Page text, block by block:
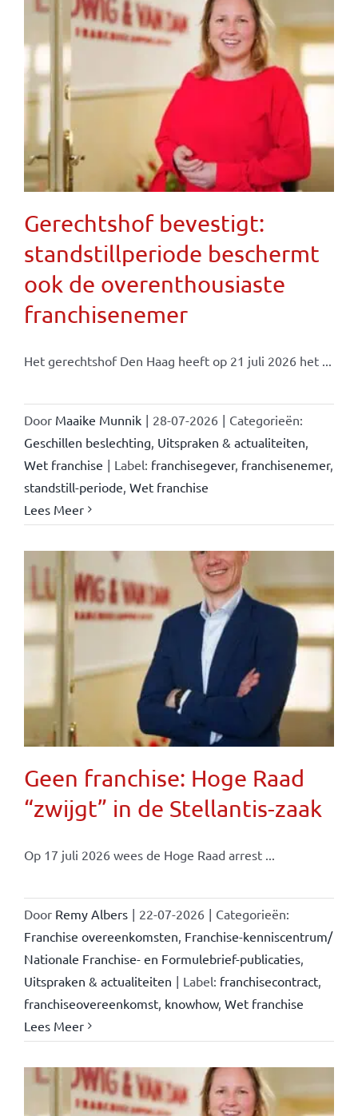
Gerechtshof bevestigt:
standstillperiode beschermt
ook de overenthousiaste
franchisenemer
Het gerechtshof Den Haag heeft op 21 juli 2026 het ...
Door Maaike Munnik | 28-07-2026 | Categorieën:
Geschillen beslechting Uitspraken & actualiteiten
Wet franchise | Label: franchisegever, franchisenemer,
standstill-periode Wet franchise
Lees Meer
Geen franchise: Hoge Raad
“zwijgt” in de Stellantis-zaak
Op 17 juli 2026 wees de Hoge Raad arrest ...
Door Remy Albers | 22-07-2026 | Categorieën:
Franchise overeenkomsten Franchise-kenniscentrum/
Nationale Franchise- en Formulebrief-publicaties,
Uitspraken & actualiteiten | Label: franchisecontract,
franchiseovereenkomst, knowhow, Wet franchise
Lees Meer